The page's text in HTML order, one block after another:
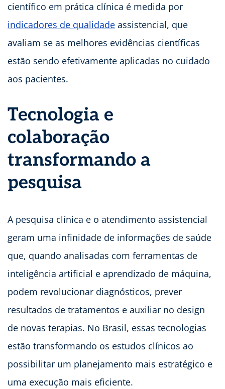
científico em prática clínica é medida por
indicadores de qualidade assistencial, que
avaliam se as melhores evidências científicas
estão sendo efetivamente aplicadas no cuidado
aos pacientes.
Tecnologia e
colaboração
transformando a
pesquisa
A pesquisa clínica e o atendimento assistencial
geram uma infinidade de informações de saúde
que, quando analisadas com ferramentas de
inteligência artificial e aprendizado de máquina,
podem revolucionar diagnósticos, prever
resultados de tratamentos e auxiliar no design
de novas terapias. No Brasil, essas tecnologias
estão transformando os estudos clínicos ao
possibilitar um planejamento mais estratégico e
uma execução mais eficiente.